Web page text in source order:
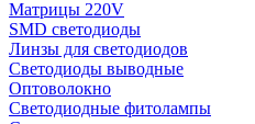
Матрицы 220V
SMD светодиоды
Линзы для светодиодов
Светодиоды выводные
Оптоволокно
Светодиодные фитолампы